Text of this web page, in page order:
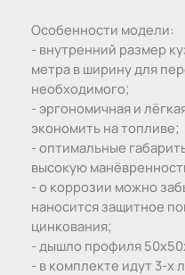
Особенности модели:
- внутренний размер
метра в ширину для
необходимого;
- эргономичная и
экономить на топливе;
- оптимальные
высокую
- о коррозии можно
наносится защитное
цинкования;
- дышло профиля
- в комплекте идут 3-х